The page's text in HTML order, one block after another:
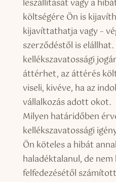
leszállítását vagy a
költségére Ön is
kijavíttathatja vagy –
szerződéstől is
kellékszavatossági
áttérhet, az áttérés
viseli, kivéve, ha az
vállalkozás adott okot.
Milyen határidőben
kellékszavatossági
Ön köteles a hibát
haladéktalanul, de
felfedezésétől